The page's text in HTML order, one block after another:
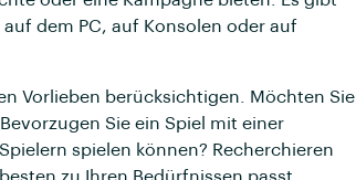
dem PC, auf Konsolen oder auf
Vorlieben berücksichtigen. Möchten Sie
Sie ein Spiel mit einer
spielen können? Recherchieren
zu Ihren Bedürfnissen passt.